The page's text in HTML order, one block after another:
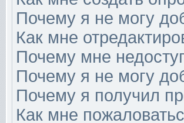
Почему я не могу
Как мне
Почему мне
Почему я не могу
Почему я получил
Как мне